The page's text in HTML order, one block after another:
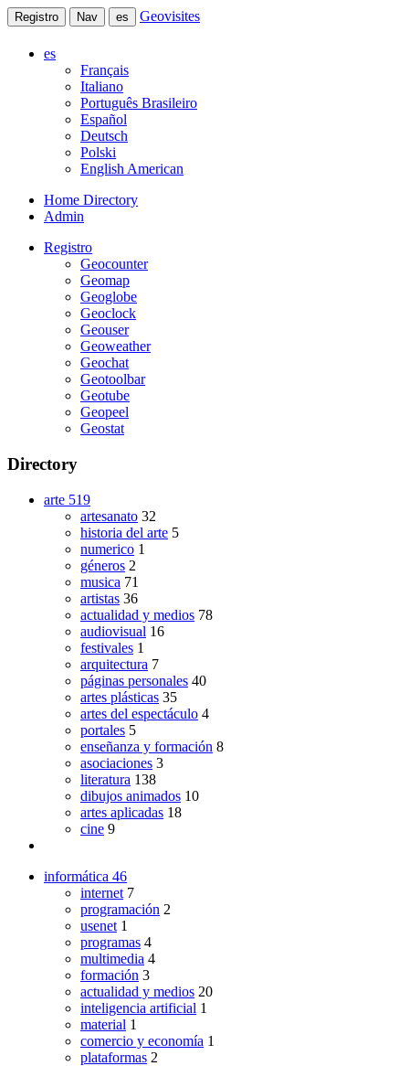
Registro Nav es Geovisites
es
Français
Italiano
Português Brasileiro
Español
Deutsch
Polski
English American
Home Directory
Admin
Registro
Geocounter
Geomap
Geoglobe
Geoclock
Geouser
Geoweather
Geochat
Geotoolbar
Geotube
Geopeel
Geostat
Directory
arte 519
artesanato 32
historia del arte 5
numerico 1
géneros 2
musica 71
artistas 36
actualidad y medios 78
audiovisual 16
festivales 1
arquitectura 7
páginas personales 40
artes plásticas 35
artes del espectáculo 4
portales 5
enseñanza y formación 8
asociaciones 3
literatura 138
dibujos animados 10
artes aplicadas 18
cine 9
informática 46
internet 7
programación 2
usenet 1
programas 4
multimedia 4
formación 3
actualidad y medios 20
inteligencia artificial 1
material 1
comercio y economía 1
plataformas 2